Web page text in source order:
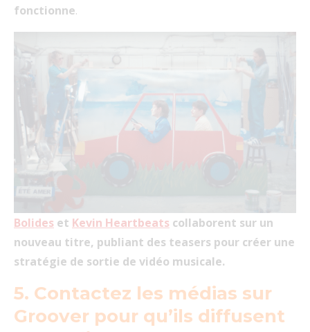
fonctionne.
Bolides et Kevin Heartbeats collaborent sur un
nouveau titre, publiant des teasers pour créer une
stratégie de sortie de vidéo musicale.
5. Contactez les médias sur
Groover pour qu’ils diffusent